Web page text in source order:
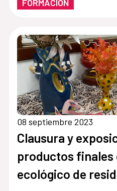
FORMACIÓN
08 septiembre 2023
Clausura y
productos finales
ecológico de